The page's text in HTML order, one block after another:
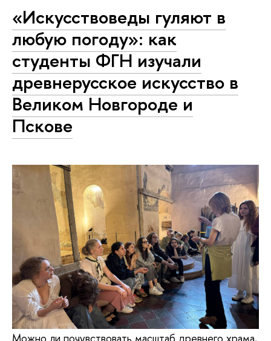
«Искусствоведы гуляют в
любую погоду»: как
студенты ФГН изучали
древнерусское искусство в
Великом Новгороде и
Пскове